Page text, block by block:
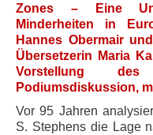
Zones – Eine
Minderheiten in
Hannes Obermair
Übersetzerin Maria
Vorstellung
Podiumsdiskussion,
Vor 95 Jahren
S. Stephens die Lage